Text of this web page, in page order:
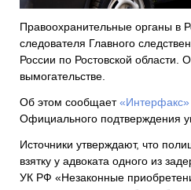
Правоохранительные органы в
следователя Главного
России по Ростовской области.
вымогательстве.
Об этом сообщает«Интерфакс»
Официального подтверждения
Источники утверждают, что
взятку у адвоката одного из
УК РФ «Незаконные